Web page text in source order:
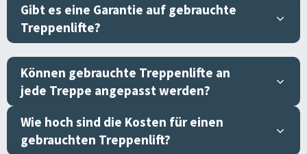
Gibt es eine Garantie auf gebrauchte
Treppenlifte?
Können gebrauchte Treppenlifte an
jede Treppe angepasst werden?
Wie hoch sind die Kosten für einen
gebrauchten Treppenlift?